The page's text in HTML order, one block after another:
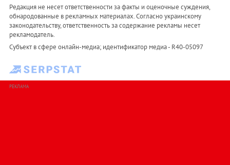
Редакция не несет ответственности за факты и оценочные суждения,
обнародованные в рекламных материалах. Согласно украинскому
законодательству, ответственность за содержание рекламы несет
рекламодатель.
Субъект в сфере онлайн-медиа; идентификатор медиа - R40-05097
РЕКЛАМА